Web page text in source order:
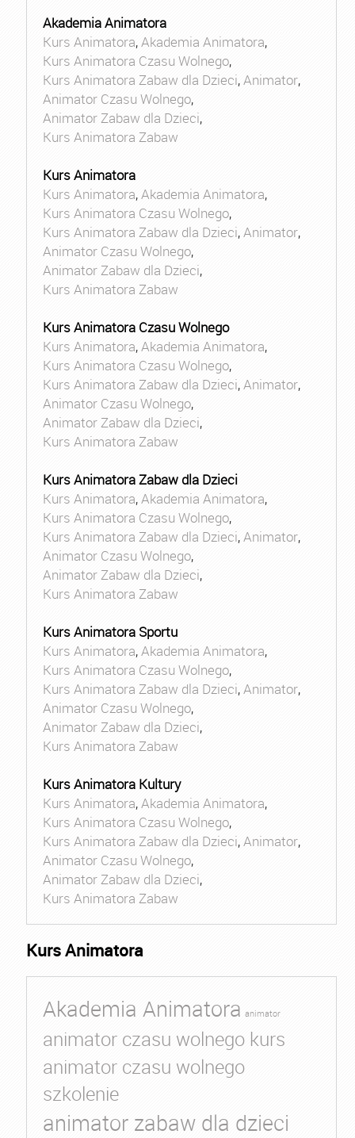
Akademia Animatora
Kurs Animatora,Akademia Animatora,
Kurs Animatora Czasu Wolnego,
Kurs Animatora Zabaw dla Dzieci,Animator,
Animator Czasu Wolnego,
Animator Zabaw dla Dzieci,
Kurs Animatora Zabaw
Kurs Animatora
Kurs Animatora,Akademia Animatora,
Kurs Animatora Czasu Wolnego,
Kurs Animatora Zabaw dla Dzieci,Animator,
Animator Czasu Wolnego,
Animator Zabaw dla Dzieci,
Kurs Animatora Zabaw
Kurs Animatora Czasu Wolnego
Kurs Animatora,Akademia Animatora,
Kurs Animatora Czasu Wolnego,
Kurs Animatora Zabaw dla Dzieci,Animator,
Animator Czasu Wolnego,
Animator Zabaw dla Dzieci,
Kurs Animatora Zabaw
Kurs Animatora Zabaw dla Dzieci
Kurs Animatora,Akademia Animatora,
Kurs Animatora Czasu Wolnego,
Kurs Animatora Zabaw dla Dzieci,Animator,
Animator Czasu Wolnego,
Animator Zabaw dla Dzieci,
Kurs Animatora Zabaw
Kurs Animatora Sportu
Kurs Animatora,Akademia Animatora,
Kurs Animatora Czasu Wolnego,
Kurs Animatora Zabaw dla Dzieci,Animator,
Animator Czasu Wolnego,
Animator Zabaw dla Dzieci,
Kurs Animatora Zabaw
Kurs Animatora Kultury
Kurs Animatora,Akademia Animatora,
Kurs Animatora Czasu Wolnego,
Kurs Animatora Zabaw dla Dzieci,Animator,
Animator Czasu Wolnego,
Animator Zabaw dla Dzieci,
Kurs Animatora Zabaw
Kurs Animatora
Akademia Animatora animator
animator czasu wolnego kurs
animator czasu wolnego
szkolenie
animator zabaw dla dzieci